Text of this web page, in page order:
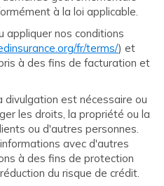
à la loi applicable.
appliquer nos conditions
fr/terms/) et
à des fins de facturation et
divulgation est nécessaire ou
les droits, la propriété ou la
ou d'autres personnes.
avec d'autres
à des fins de protection
du risque de crédit.